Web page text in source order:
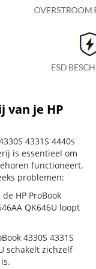
van je HP
4331S 4440s
is essentieel om
functioneert.
problemen:
HP ProBook
QK646U loopt
4330S 4331S
schakelt zichzelf